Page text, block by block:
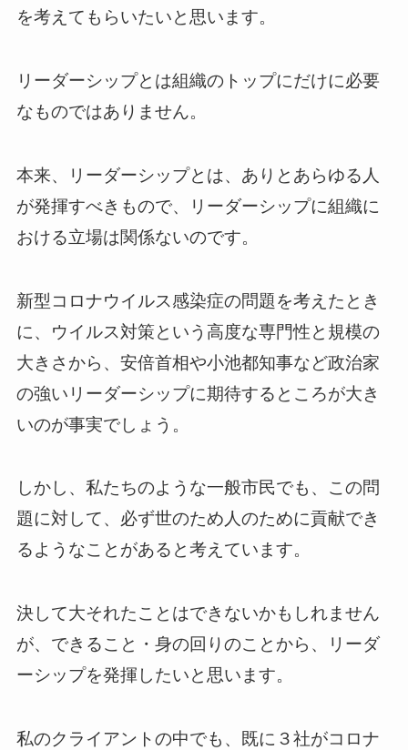
を考えてもらいたいと思います。
リーダーシップとは組織のトップにだけに必要
なものではありません。
本来、リーダーシップとは、ありとあらゆる人
が発揮すべきもので、リーダーシップに組織に
おける立場は関係ないのです。
新型コロナウイルス感染症の問題を考えたとき
に、ウイルス対策という高度な専門性と規模の
大きさから、安倍首相や小池都知事など政治家
の強いリーダーシップに期待するところが大き
いのが事実でしょう。
しかし、私たちのような一般市民でも、この問
題に対して、必ず世のため人のために貢献でき
るようなことがあると考えています。
決して大それたことはできないかもしれません
が、できること・身の回りのことから、リーダ
ーシップを発揮したいと思います。
私のクライアントの中でも、既に３社がコロナ